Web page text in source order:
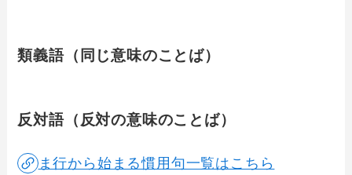
類義語（同じ意味のことば）
反対語（反対の意味のことば）
ま行から始まる慣用句一覧はこちら